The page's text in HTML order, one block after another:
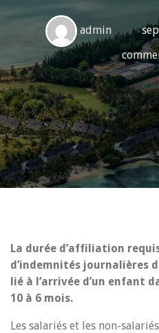
admin
La durée d’affiliation
d’indemnités journalières
lié à l’arrivée d’un enfant
10 à 6 mois.
Les salariés et les non-